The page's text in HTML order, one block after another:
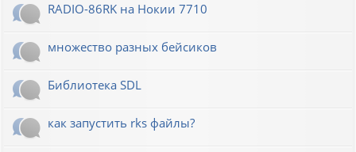
RADIO-86RK на Нокии 7710
множество разных бейсиков
Библиотека SDL
как запустить rks файлы?